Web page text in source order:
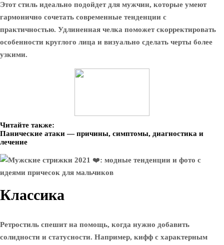
Этот стиль идеально подойдет для мужчин, которые умеют
гармонично сочетать современные тенденции с
практичностью. Удлиненная челка поможет скорректировать
особенности круглого лица и визуально сделать черты более
узкими.
Читайте также:
Панические атаки — причины, симптомы, диагностика и
лечение
Классика
Ретростиль спешит на помощь, когда нужно добавить
солидности и статусности. Например, кифф с характерным